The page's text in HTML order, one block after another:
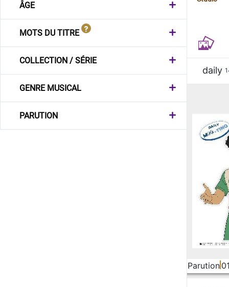
ÂGE
MOTS DU TITRE
COLLECTION / SÉRIE
GENRE MUSICAL
PARUTION
daily
Parution